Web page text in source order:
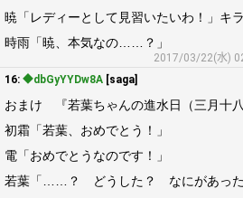
暁「レディーとして見習いたいわ！」キ
時雨「暁、本気なの……？」
2017/03/22(水)
16: ◆dbGyYYDw8A [saga]
おまけ 『若葉ちゃんの進水日（三月十八
初霜「若葉、おめでとう！」
電「おめでとうなのです！」
若葉「……？ どうした？ なにがあった